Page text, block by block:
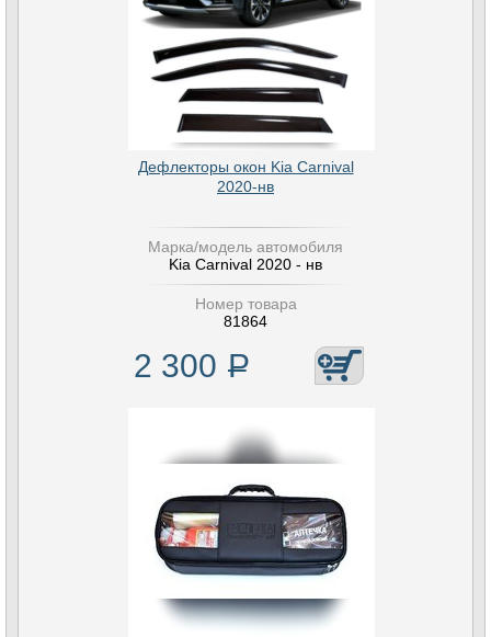
Дефлекторы окон Kia Carnival
2020-нв
Марка/модель автомобиля
Kia Carnival 2020 - нв
Номер товара
81864
2 300 Р